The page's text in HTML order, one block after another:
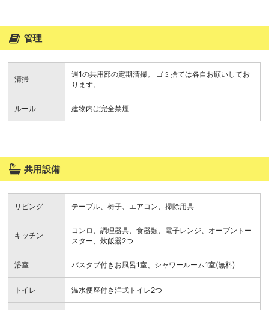
管理
清掃
週1の共用部の定期清掃。 ゴミ捨ては各自お願いしてお
ります。
ルール 建物内は完全禁煙
共用設備
リビング テーブル、椅子、エアコン、掃除用具
キッチン
コンロ、調理器具、食器類、電子レンジ、オーブントー
スター、炊飯器2つ
浴室 バスタブ付きお風呂1室、シャワールーム1室(無料)
トイレ 温水便座付き洋式トイレ2つ